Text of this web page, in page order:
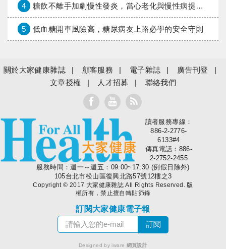
4 糖飲不離手加劇慢性發炎，當心老化與慢性病提早報到
5 低血糖開車風險高，糖尿病友上路必學的安全守則
關於大家健康雜誌 顧客服務 電子雜誌
廣告刊登
文章授權
人才招募 聯絡我們
大家健康
讀者服務專線：
886-2-2776-
6133#4
傳真電話：886-
2-2752-2455
服務時間：週一～週五：09:00~17:30 (例假日除外)
105台北市松山區復興北路57號12樓之3
Copyright © 2017 大家健康雜誌 All Rights Reserved. 版
權所有，禁止擅自轉貼節錄
訂閱大家健康電子報
Designed by iware 網頁設計